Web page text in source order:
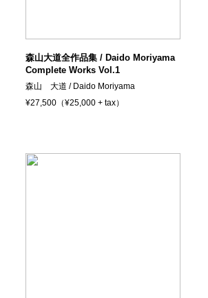
森山大道全作品集 / Daido Moriyama
Complete Works Vol.1
森山 大道 / Daido Moriyama
¥27,500（¥25,000 + tax）